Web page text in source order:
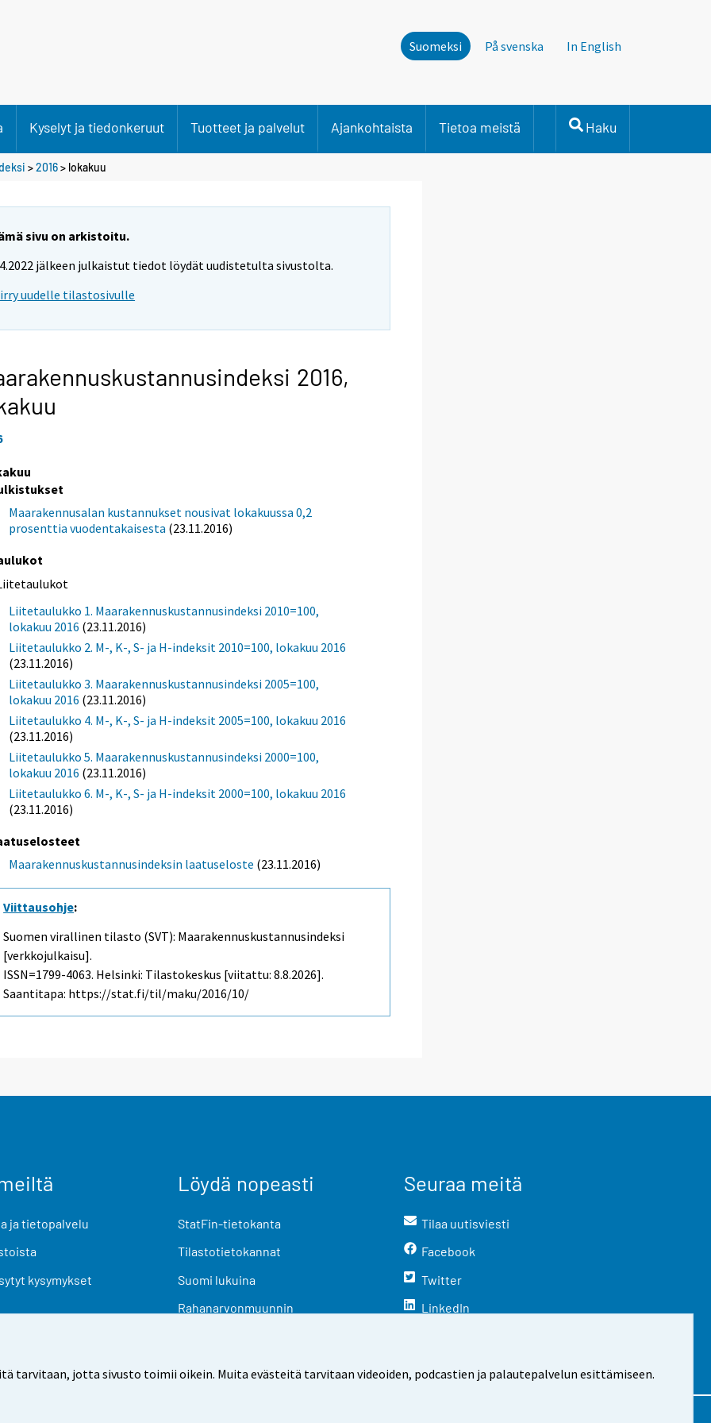
tarvitaan, jotta sivusto toimii oikein. Muita evästeitä tarvitaan videoiden, podcastien ja palautepalvelun esittämiseen.
Suomeksi På svenska In English
Kyselyt ja tiedonkeruut Tuotteet ja palvelut Ajankohtaista Tietoa meistä Haku
>2016> lokakuu
sivu on arkistoitu.
jälkeen julkaistut tiedot löydät uudistetulta sivustolta.
uudelle tilastosivulle
2016,
Maarakennusalan kustannukset nousivat lokakuussa 0,2
prosenttia vuodentakaisesta (23.11.2016)
Liitetaulukko 1. Maarakennuskustannusindeksi 2010=100,
lokakuu 2016 (23.11.2016)
Liitetaulukko 2. M-, K-, S- ja H-indeksit 2010=100, lokakuu 2016
(23.11.2016)
Liitetaulukko 3. Maarakennuskustannusindeksi 2005=100,
lokakuu 2016 (23.11.2016)
Liitetaulukko 4. M-, K-, S- ja H-indeksit 2005=100, lokakuu 2016
(23.11.2016)
Liitetaulukko 5. Maarakennuskustannusindeksi 2000=100,
lokakuu 2016 (23.11.2016)
Liitetaulukko 6. M-, K-, S- ja H-indeksit 2000=100, lokakuu 2016
(23.11.2016)
Maarakennuskustannusindeksin laatuseloste (23.11.2016)
Viittausohje:
Suomen virallinen tilasto (SVT): Maarakennuskustannusindeksi
[verkkojulkaisu].
ISSN=1799-4063. Helsinki: Tilastokeskus [viitattu: 8.8.2026].
Saantitapa: https://stat.fi/til/maku/2016/10/
ja tietopalvelu
kysymykset
Löydä nopeasti
StatFin-tietokanta
Tilastotietokannat
Suomi lukuina
Rahanarvonmuunnin
Seuraa meitä
Tilaa uutisviesti
Facebook
Twitter
LinkedIn